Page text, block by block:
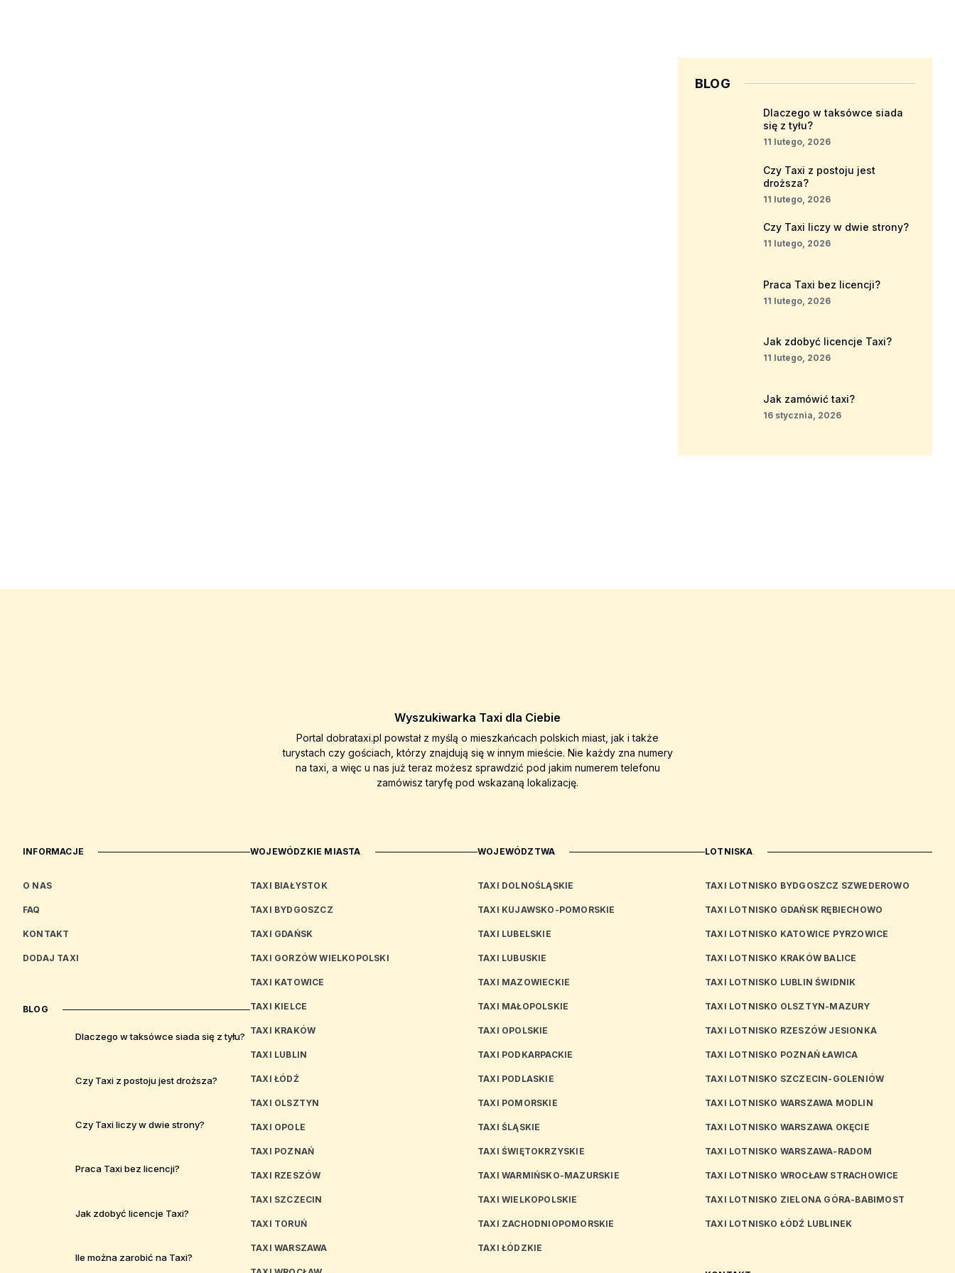
BLOG
Dlaczego w taksówce siada
się z tyłu?
11 lutego, 2026
Czy Taxi z postoju jest
droższa?
11 lutego, 2026
Czy Taxi liczy w dwie strony?
11 lutego, 2026
Praca Taxi bez licencji?
11 lutego, 2026
Jak zdobyć licencje Taxi?
11 lutego, 2026
Jak zamówić taxi?
16 stycznia, 2026
Wyszukiwarka Taxi dla Ciebie
Portal dobrataxi.pl powstał z myślą o mieszkańcach polskich miast, jak i także
turystach czy gościach, którzy znajdują się w innym mieście. Nie każdy zna numery
na taxi, a więc u nas już teraz możesz sprawdzić pod jakim numerem telefonu
zamówisz taryfę pod wskazaną lokalizację.
INFORMACJE
O NAS
FAQ
KONTAKT
DODAJ TAXI
BLOG
Dlaczego w taksówce siada się z tyłu?
Czy Taxi z postoju jest droższa?
Czy Taxi liczy w dwie strony?
Praca Taxi bez licencji?
Jak zdobyć licencje Taxi?
Ile można zarobić na Taxi?
WOJEWÓDZKIE MIASTA
TAXI BIAŁYSTOK
TAXI BYDGOSZCZ
TAXI GDAŃSK
TAXI GORZÓW WIELKOPOLSKI
TAXI KATOWICE
TAXI KIELCE
TAXI KRAKÓW
TAXI LUBLIN
TAXI ŁÓDŹ
TAXI OLSZTYN
TAXI OPOLE
TAXI POZNAŃ
TAXI RZESZÓW
TAXI SZCZECIN
TAXI TORUŃ
TAXI WARSZAWA
WOJEWÓDZTWA
TAXI DOLNOŚLĄSKIE
TAXI KUJAWSKO-POMORSKIE
TAXI LUBELSKIE
TAXI LUBUSKIE
TAXI MAZOWIECKIE
TAXI MAŁOPOLSKIE
TAXI OPOLSKIE
TAXI PODKARPACKIE
TAXI PODLASKIE
TAXI POMORSKIE
TAXI ŚLĄSKIE
TAXI ŚWIĘTOKRZYSKIE
TAXI WARMIŃSKO-MAZURSKIE
TAXI WIELKOPOLSKIE
TAXI ZACHODNIOPOMORSKIE
TAXI ŁÓDZKIE
LOTNISKA
TAXI LOTNISKO BYDGOSZCZ SZWEDEROWO
TAXI LOTNISKO GDAŃSK RĘBIECHOWO
TAXI LOTNISKO KATOWICE PYRZOWICE
TAXI LOTNISKO KRAKÓW BALICE
TAXI LOTNISKO LUBLIN ŚWIDNIK
TAXI LOTNISKO OLSZTYN-MAZURY
TAXI LOTNISKO RZESZÓW JESIONKA
TAXI LOTNISKO POZNAŃ ŁAWICA
TAXI LOTNISKO SZCZECIN-GOLENIÓW
TAXI LOTNISKO WARSZAWA MODLIN
TAXI LOTNISKO WARSZAWA OKĘCIE
TAXI LOTNISKO WARSZAWA-RADOM
TAXI LOTNISKO WROCŁAW STRACHOWICE
TAXI LOTNISKO ZIELONA GÓRA-BABIMOST
TAXI LOTNISKO ŁÓDŹ LUBLINEK